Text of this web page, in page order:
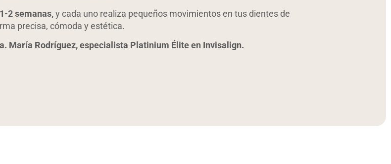
2 semanas,y cada uno realiza pequeños movimientos en tus dientes de
precisa, cómoda y estética.
María Rodríguez, especialista Platinium Élite en Invisalign.